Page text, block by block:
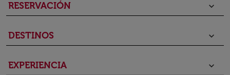
RESERVACIÓN keyboard_arrow_down
DESTINOS keyboard_arrow_down
EXPERIENCIA keyboard_arrow_down